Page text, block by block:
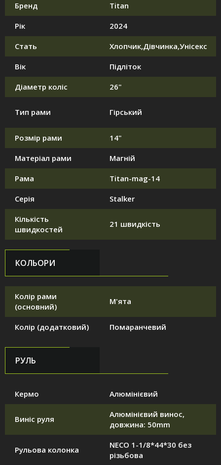
Бренд Titan
Рік 2024
Стать Хлопчик,Дівчинка,Унісекс
Вік Підліток
Діаметр коліс 26"
Тип рами Гірський
Розмір рами 14"
Матеріал рами Магній
Рама Titan-mag-14
Серія Stalker
Кількість
швидкостей
21 швидкість
КОЛЬОРИ
Колір рами
(основний)
М'ята
Колір (додатковий) Помаранчевий
РУЛЬ
Кермо Алюмінієвий
Виніс руля
Алюмінієвий винос,
довжина: 50mm
Рульова колонка
NECO 1-1/8*44*30 без
різьбова